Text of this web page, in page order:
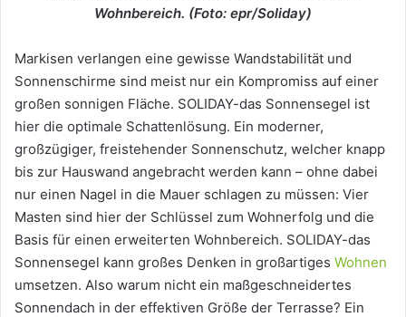
Wohnbereich. (Foto: epr/Soliday)
Markisen verlangen eine gewisse Wandstabilität und
Sonnenschirme sind meist nur ein Kompromiss auf einer
großen sonnigen Fläche. SOLIDAY-das Sonnensegel ist
hier die optimale Schattenlösung. Ein moderner,
großzügiger, freistehender Sonnenschutz, welcher knapp
bis zur Hauswand angebracht werden kann – ohne dabei
nur einen Nagel in die Mauer schlagen zu müssen: Vier
Masten sind hier der Schlüssel zum Wohnerfolg und die
Basis für einen erweiterten Wohnbereich. SOLIDAY-das
Sonnensegel kann großes Denken in großartiges Wohnen
umsetzen. Also warum nicht ein maßgeschneidertes
Sonnendach in der effektiven Größe der Terrasse? Ein